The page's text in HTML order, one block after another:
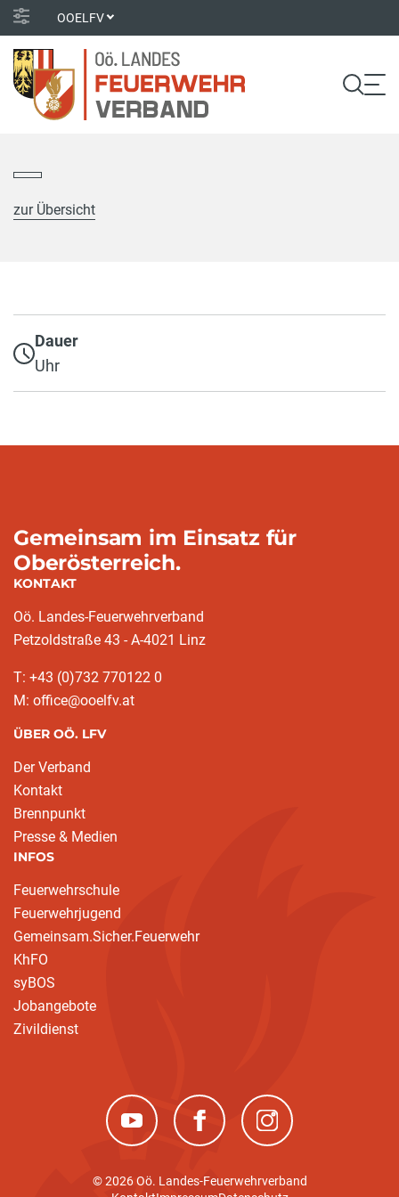
OOELFV
zur Übersicht
Dauer
Uhr
Gemeinsam im Einsatz für
Oberösterreich.
KONTAKT
Oö. Landes-Feuerwehrverband
Petzoldstraße 43 - A-4021 Linz
T: +43 (0)732 770122 0
M: office@ooelfv.at
ÜBER OÖ. LFV
Der Verband
Kontakt
Brennpunkt
Presse & Medien
INFOS
Feuerwehrschule
Feuerwehrjugend
Gemeinsam.Sicher.Feuerwehr
KhFO
syBOS
Jobangebote
Zivildienst
(neues Fenster)(neues Fenster)(neues Fenster)
© 2026 Oö. Landes-Feuerwehrverband